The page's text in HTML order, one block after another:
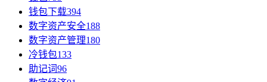
钱包下载394
数字资产安全188
数字资产管理180
冷钱包133
助记词96